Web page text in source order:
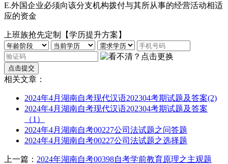
E.外国企业必须向该分支机构拨付与其所从事的经营活动相适
应的资金
上班族抢先定制【学历提升方案】
相关文章：
2024年4月湖南自考现代汉语202304考期试题及答案(2)
2024年4月湖南自考现代汉语202304考期试题及答案
（1）
2024年4月湖南自考00227公司法试题之问答题
2024年4月湖南自考00227公司法试题之选择题
上一篇： 2024年湖南自考00398自考学前教育原理之主观题